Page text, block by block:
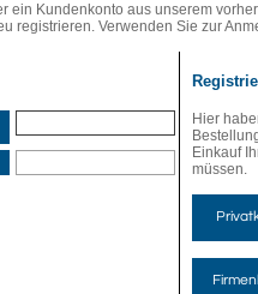
ein Kundenkonto aus unserem
registrieren. Verwenden Sie zur
Hier
Einkauf
müssen.